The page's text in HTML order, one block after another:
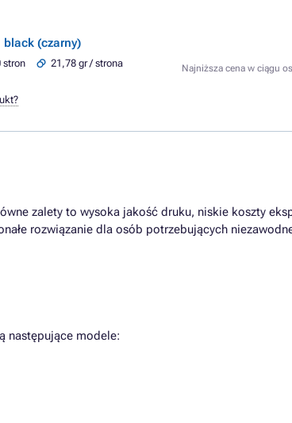
black (czarny)
stron
21,78 gr / strona
Najniższa cena w ciągu
zalety to wysoka jakość druku, niskie koszty
rozwiązanie dla osób potrzebujących
następujące modele: